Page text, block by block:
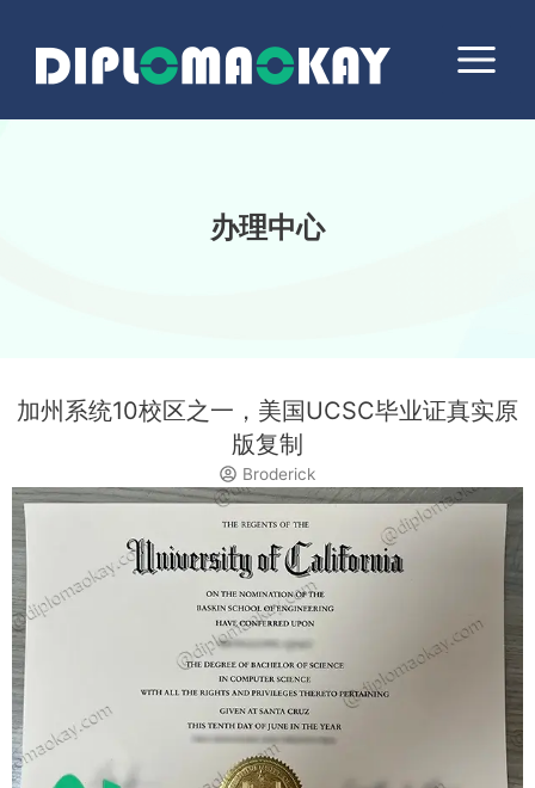
Menu
办理中心
加州系统10校区之一，美国UCSC毕业证真实原
版复制
Broderick